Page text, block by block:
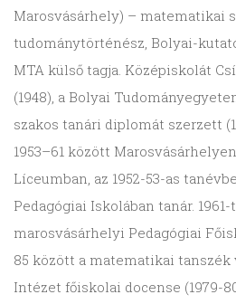
Marosvásárhely) – matematikai
tudománytörténész, Bolyai-
MTA külső tagja. Középiskolát
(1948), a Bolyai
szakos tanári diplomát szerzett
1953–61 között
Líceumban, az 1952-53-as
Pedagógiai Iskolában tanár.
marosvásárhelyi Pedagógiai
85 között a matematikai
Intézet főiskolai docense (1979-